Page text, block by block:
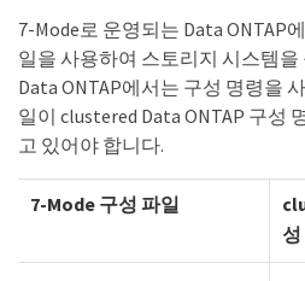
7-Mode로 운영되는 Data ONTAP
일을 사용하여 스토리지 시스템을
Data ONTAP에서는 구성 명령을
일이 clustered Data ONTAP 구성
고 있어야 합니다.
7-Mode 구성 파일